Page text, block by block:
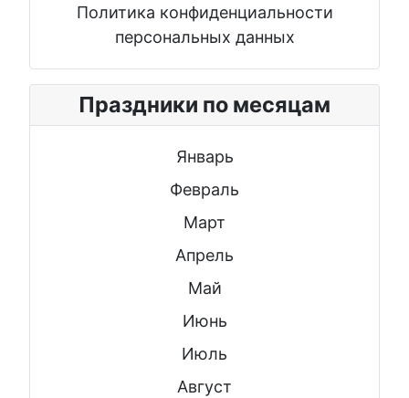
Политика конфиденциальности
персональных данных
Праздники по месяцам
Январь
Февраль
Март
Апрель
Май
Июнь
Июль
Август